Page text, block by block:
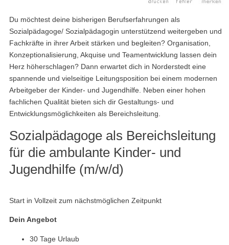
Du möchtest deine bisherigen Berufserfahrungen als
Sozialpädagoge/ Sozialpädagogin unterstützend weitergeben und
Fachkräfte in ihrer Arbeit stärken und begleiten? Organisation,
Konzeptionalisierung, Akquise und Teamentwicklung lassen dein
Herz höherschlagen? Dann erwartet dich in Norderstedt eine
spannende und vielseitige Leitungsposition bei einem modernen
Arbeitgeber der Kinder- und Jugendhilfe. Neben einer hohen
fachlichen Qualität bieten sich dir Gestaltungs- und
Entwicklungsmöglichkeiten als Bereichsleitung.
Sozialpädagoge als Bereichsleitung
für die ambulante Kinder- und
Jugendhilfe (m/w/d)
Start in Vollzeit zum nächstmöglichen Zeitpunkt
Dein Angebot
30 Tage Urlaub